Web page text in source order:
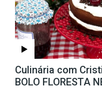
Culinária com
BOLO FLORESTA